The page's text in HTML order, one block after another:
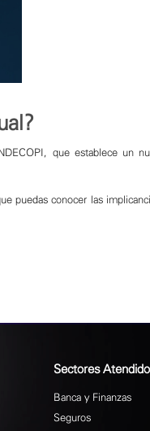
que establece un
puedas conocer las
Sectores
Banca y Finanzas
Seguros